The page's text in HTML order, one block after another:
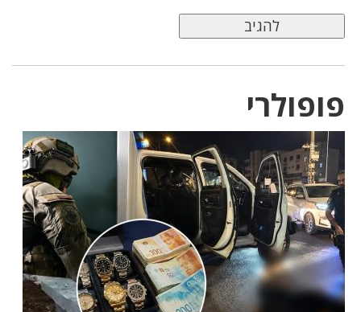
פופולרי